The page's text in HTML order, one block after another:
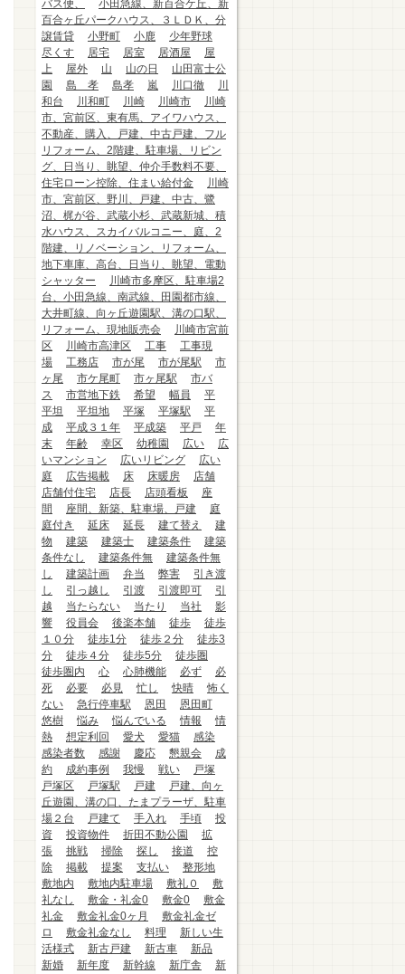
バス便、
小田急線、新百合ケ丘、新
百合ヶ丘パークハウス、３ＬＤＫ、分
譲賃貸
小野町 小鹿
少年野球
尽くす
居宅 居室 居酒屋
屋
上
屋外 山 山の日
山田富士公
園
島 孝 島孝 嵐 川口徹
川
和台
川和町 川崎 川崎市
川崎
市、宮前区、東有馬、アイワハウス、
不動産、購入、戸建、中古戸建、フル
リフォーム、2階建、駐車場、リビン
グ、日当り、眺望、仲介手数料不要、
住宅ローン控除、住まい給付金
川崎
市、宮前区、野川、戸建、中古、鷺
沼、梶が谷、武蔵小杉、武蔵新城、積
水ハウス、スカイバルコニー、庭、2
階建、リノベーション、リフォーム、
地下車庫、高台、日当り、眺望、電動
シャッター
川崎市多摩区、駐車場2
台、小田急線、南武線、田園都市線、
大井町線、向ヶ丘遊園駅、溝の口駅、
リフォーム、現地販売会
川崎市宮前
区
川崎市高津区 工事
工事現
場
工務店 市が尾 市が尾駅
市
ヶ尾
市ケ尾町 市ヶ尾駅
市バ
ス
市営地下鉄 希望 幅員
平
平坦
平坦地 平塚 平塚駅
平
成
平成３１年 平成築 平戸
年
末
年齢 幸区 幼稚園 広い
広
いマンション
広いリビング
広い
庭
広告掲載 床 床暖房
店舗
店舗付住宅
店長 店頭看板
座
間
座間、新築、駐車場、戸建
庭
庭付き
延床 延長 建て替え
建
物
建築 建築士 建築条件
建築
条件なし
建築条件無
建築条件無
し
建築計画 弁当 弊害
引き渡
し
引っ越し 引渡 引渡即可
引
越
当たらない 当たり 当社
影
響
役員会 後楽本舗 徒歩
徒歩
１０分
徒歩1分 徒歩２分
徒歩3
分
徒歩４分 徒歩5分
徒歩圏
徒歩圏内
心 心肺機能 必ず
必
死
必要 必見 忙し 快晴
怖く
ない
急行停車駅 恩田
恩田町
悠樹
悩み 悩んでいる 情報
情
熱
想定利回 愛犬 愛猫
感染
感染者数
感謝 慶応 懇親会
成
約
成約事例 我慢 戦い
戸塚
戸塚区
戸塚駅 戸建
戸建、向ヶ
丘遊園、溝の口、たまプラーザ、駐車
場２台
戸建て 手入れ 手頃
投
資
投資物件 折田不動公園
拡
張
挑戦 掃除 探し 接道
控
除
掲載 提案 支払い
整形地
敷地内
敷地内駐車場 敷礼０
敷
礼なし
敷金・礼金0 敷金0
敷金
礼金
敷金礼金0ヶ月
敷金礼金ゼ
ロ
敷金礼金なし 料理
新しい生
活様式
新古戸建 新古車
新品
新婚
新年度 新幹線 新庁舎
新